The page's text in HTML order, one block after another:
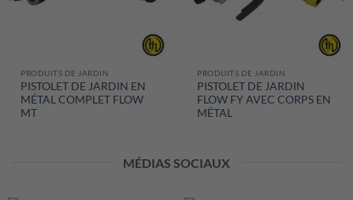
PRODUITS DE JARDIN
PISTOLET DE JARDIN EN
MÉTAL COMPLET FLOW
MT
PRODUITS DE JARDIN
PISTOLET DE JARDIN
FLOW FY AVEC CORPS EN
MÉTAL
MÉDIAS SOCIAUX